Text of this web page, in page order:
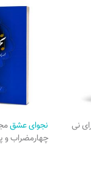
نی
نجوای عشق
چهارمضراب و